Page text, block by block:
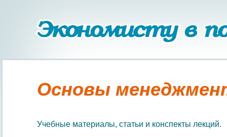
Основы
Учебные материалы, статьи и конспекты лекций.